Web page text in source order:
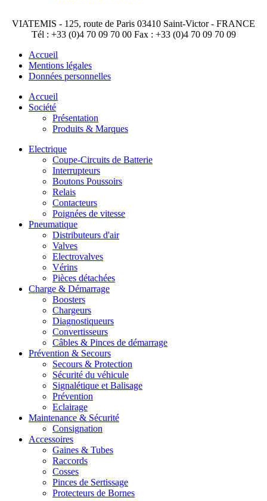
VIATEMIS - 125, route de Paris 03410 Saint-Victor - FRANCE
Tél : +33 (0)4 70 09 70 00 Fax : +33 (0)4 70 09 70 09
Accueil
Mentions légales
Données personnelles
Accueil
Société
Présentation
Produits & Marques
Electrique
Coupe-Circuits de Batterie
Interrupteurs
Boutons Poussoirs
Relais
Contacteurs
Poignées de vitesse
Pneumatique
Distributeurs d'air
Valves
Electrovalves
Vérins
Pièces détachées
Charge & Démarrage
Boosters
Chargeurs
Diagnostiqueurs
Convertisseurs
Câbles & Pinces de démarrage
Prévention & Secours
Secours & Protection
Sécurité du véhicule
Signalétique et Balisage
Prévention
Eclairage
Maintenance & Sécurité
Consignation
Accessoires
Gaines & Tubes
Raccords
Cosses
Pinces de Sertissage
Protecteurs de Bornes